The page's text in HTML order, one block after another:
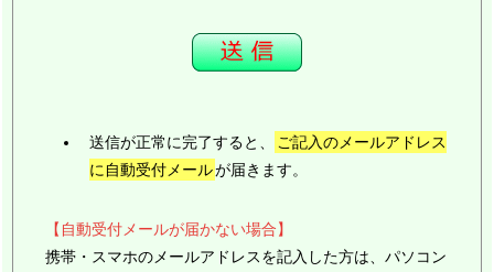
送信が正常に完了すると、
ご記入のメールアドレス
に自動受付メールが届きます。
【自動受付メールが届かない場合】
携帯・スマホのメールアドレスを記入した方は、パソコン